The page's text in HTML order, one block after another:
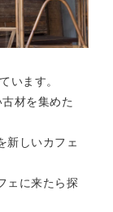
います。
材を集めた
新しいカフェ
ェに来たら探